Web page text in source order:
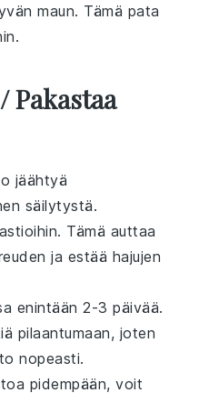
maun. Tämä pata
Pakastaa
jäähtyä
säilytystä.
Tämä auttaa
ja estää hajujen
enintään 2-3 päivää.
pilaantumaan, joten
nopeasti.
pidempään, voit